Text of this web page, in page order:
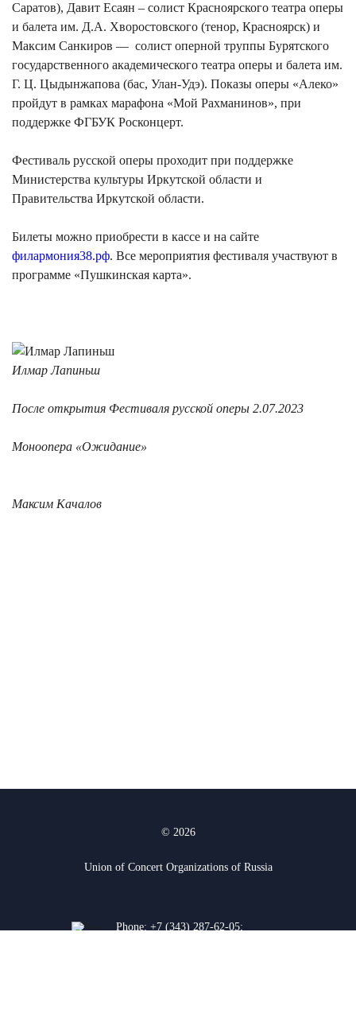
Саратов), Давит Есаян – солист Красноярского театра оперы
и балета им. Д.А. Хворостовского (тенор, Красноярск) и
Максим Санкиров — солист оперной труппы Бурятского
государственного академического театра оперы и балета им.
Г. Ц. Цыдынжапова (бас, Улан-Удэ). Показы оперы «Алеко»
пройдут в рамках марафона «Мой Рахманинов», при
поддержке ФГБУК Росконцерт.
Фестиваль русской оперы проходит при поддержке
Министерства культуры Иркутской области и
Правительства Иркутской области.
Билеты можно приобрести в кассе и на сайте
филармония38.рф. Все мероприятия фестиваля участвуют в
программе «Пушкинская карта».
Илмар Лапиньш
После открытия Фестиваля русской оперы 2.07.2023
Моноопера «Ожидание»
Максим Качалов
© 2026
Union of Concert Organizations of Russia
Phone: +7 (343) 287-62-05;